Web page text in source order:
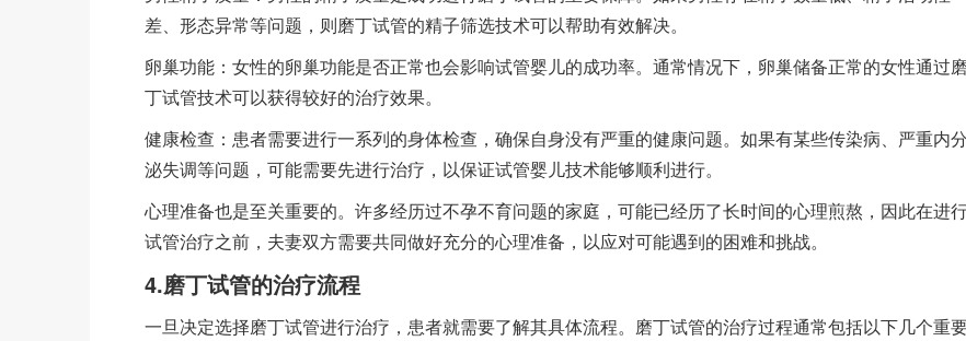
差、形态异常等问题，则磨丁试管的精子筛选技术可以帮助有效解决。
卵巢功能：女性的卵巢功能是否正常也会影响试管婴儿的成功率。通常情况下，卵巢储备正常的女性通过磨
丁试管技术可以获得较好的治疗效果。
健康检查：患者需要进行一系列的身体检查，确保自身没有严重的健康问题。如果有某些传染病、严重内分
泌失调等问题，可能需要先进行治疗，以保证试管婴儿技术能够顺利进行。
心理准备也是至关重要的。许多经历过不孕不育问题的家庭，可能已经历了长时间的心理煎熬，因此在进
试管治疗之前，夫妻双方需要共同做好充分的心理准备，以应对可能遇到的困难和挑战。
4.磨丁试管的治疗流程
一旦决定选择磨丁试管进行治疗，患者就需要了解其具体流程。磨丁试管的治疗过程通常包括以下几个重